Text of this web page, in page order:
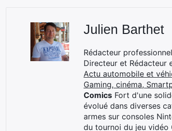
Julien Barthet
Rédacteur
Directeur et Rédacteur
Actu automobile et
Gaming, cinéma,
Comics Fort d'une
évolué dans diverses
armes sur consoles
du tournoi du jeu vidéo